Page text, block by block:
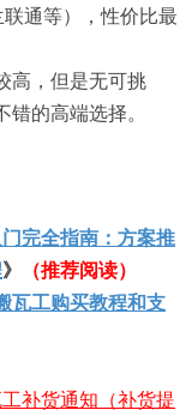
通等），性价比最
高，但是无可挑
的高端选择。
完全指南：方案推
》
（推荐阅读）
瓦工购买教程和支
补货通知（补货提